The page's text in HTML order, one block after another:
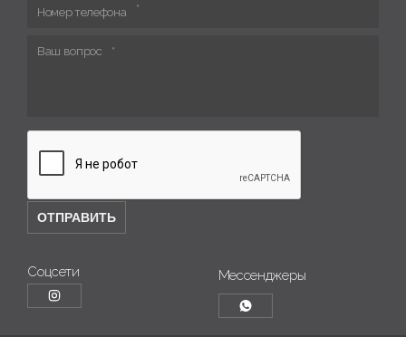
Номер телефона
Ваш вопрос
Соцсети Мессенджеры